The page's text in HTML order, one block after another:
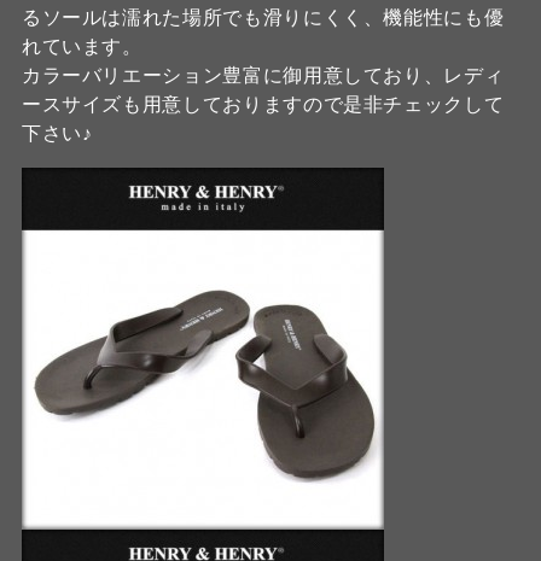
るソールは濡れた場所でも滑りにくく、機能性にも優
れています。
カラーバリエーション豊富に御用意しており、レディ
ースサイズも用意しておりますので是非チェックして
下さい♪